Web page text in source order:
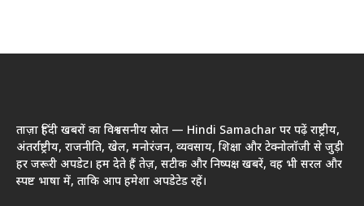
ताज़ा हिंदी खबरों का विश्वसनीय स्रोत — Hindi Samachar पर पढ़ें राष्ट्रीय,
अंतर्राष्ट्रीय, राजनीति, खेल, मनोरंजन, व्यवसाय, शिक्षा और टेक्नोलॉजी से जुड़ी
हर जरूरी अपडेट। हम देते हैं तेज़, सटीक और निष्पक्ष खबरें, वह भी सरल और
स्पष्ट भाषा में, ताकि आप हमेशा अपडेटेड रहें।